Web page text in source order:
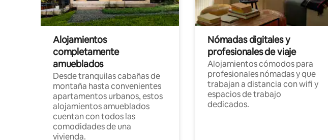
Alojamientos
completamente
amueblados
Desde tranquilas cabañas de
montaña hasta convenientes
apartamentos urbanos, estos
alojamientos amueblados
cuentan con todos las
comodidades de una
vivienda.
Nómadas digitales y
profesionales de viaje
Alojamientos cómodos para
profesionales nómadas y que
trabajan a distancia con wifi y
espacios de trabajo
dedicados.